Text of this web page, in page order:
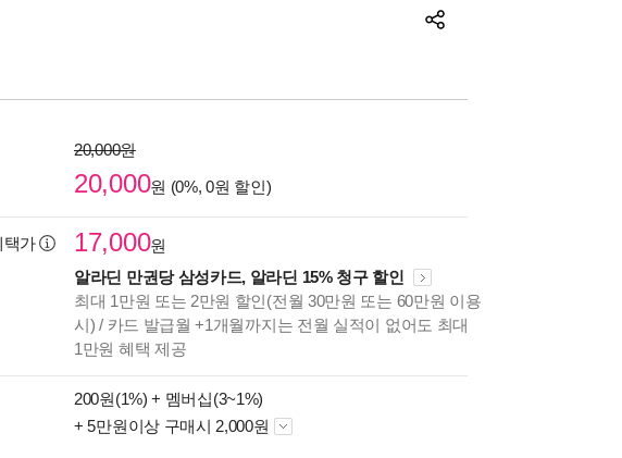
20,000원
20,000원 (0%, 0원 할인)
택가 17,000원
알라딘 만권당 삼성카드, 알라딘 15% 청구 할인
최대 1만원 또는 2만원 할인(전월 30만원 또는 60만원 이용
시) / 카드 발급월 +1개월까지는 전월 실적이 없어도 최대
1만원 혜택 제공
200원(1%) + 멤버십(3~1%)
+ 5만원이상 구매시 2,000원